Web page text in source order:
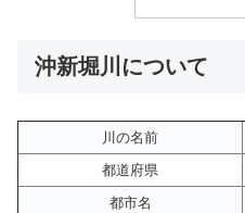
沖新堀川について
川の名前
都道府県
都市名